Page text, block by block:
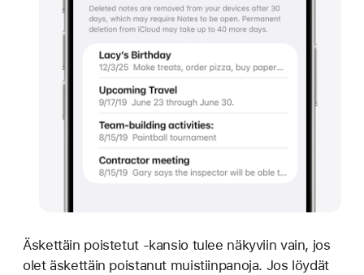
Äskettäin poistetut -kansio tulee näkyviin vain, jos
olet äskettäin poistanut muistiinpanoja. Jos löydät